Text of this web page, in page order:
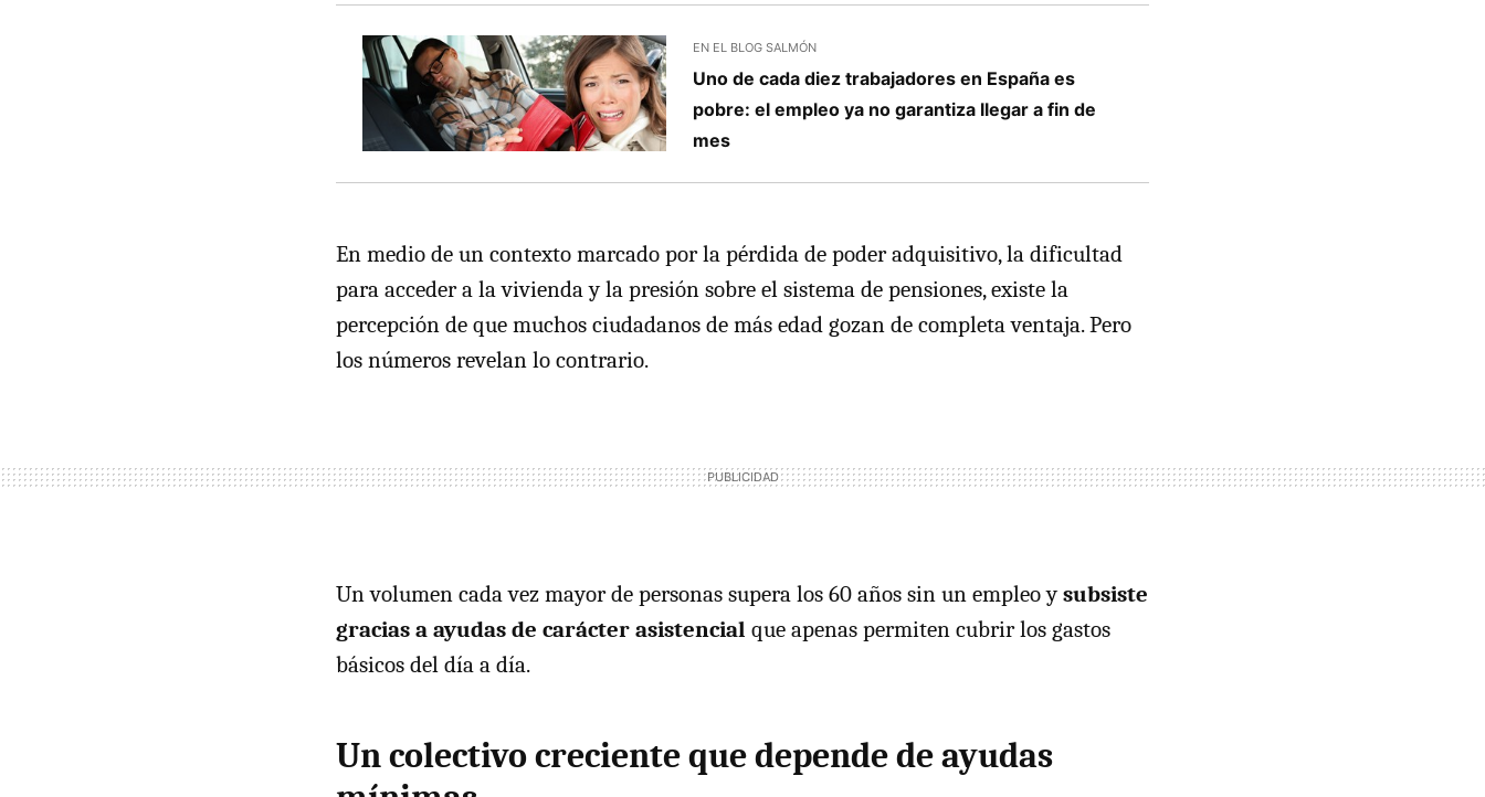
EN EL BLOG SALMÓN
Uno de cada diez trabajadores en España es
pobre: el empleo ya no garantiza llegar a fin de
mes
En medio de un contexto marcado por la pérdida de poder adquisitivo, la dificultad
para acceder a la vivienda y la presión sobre el sistema de pensiones, existe la
percepción de que muchos ciudadanos de más edad gozan de completa ventaja. Pero
los números revelan lo contrario.
Un volumen cada vez mayor de personas supera los 60 años sin un empleo ysubsiste
gracias a ayudas de carácter asistencial que apenas permiten cubrir los gastos
básicos del día a día.
Un colectivo creciente que depende de ayudas